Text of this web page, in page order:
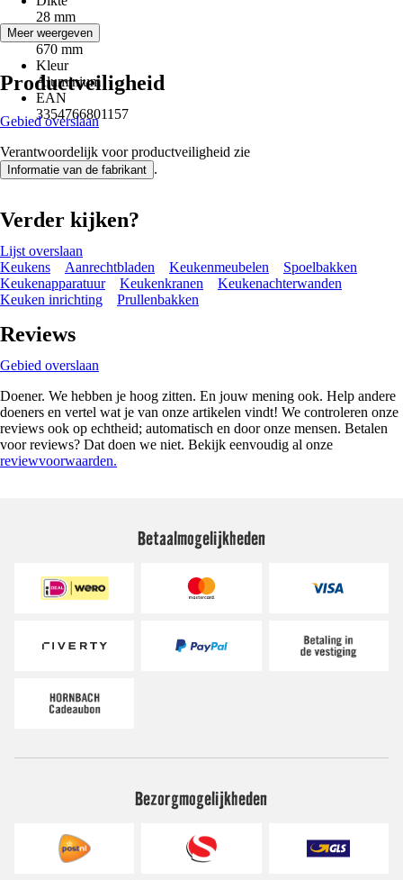
28 mm
Lengte
670 mm
Kleur
Aluminium
EAN
3354766801157
Meer weergeven
Productveiligheid
Gebied overslaan
Verantwoordelijk voor productveiligheid zie
Informatie van de fabrikant .
Verder kijken?
Lijst overslaan
Keukens
Aanrechtbladen Keukenmeubelen
Spoelbakken
Keukenapparatuur
Keukenkranen
Keukenachterwanden
Keuken inrichting
Prullenbakken
Reviews
Gebied overslaan
Doener. We hebben je hoog zitten. En jouw mening ook. Help andere
doeners en vertel wat je van onze artikelen vindt! We controleren onze
reviews ook op echtheid; automatisch en door onze mensen. Betalen
voor reviews? Dat doen we niet. Bekijk eenvoudig al onze
reviewvoorwaarden.
Betaalmogelijkheden
Bezorgmogelijkheden